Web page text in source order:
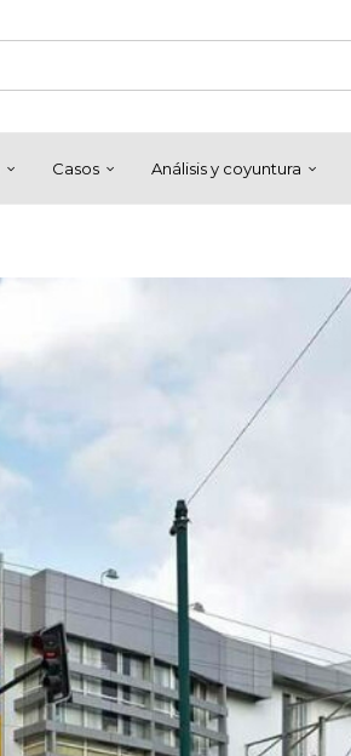
Casos Análisis y coyuntura